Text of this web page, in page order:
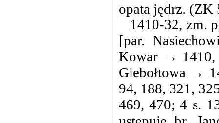
opata jędrz. (ZK
1410-32, zm.
[par.
Kowar → 1410,
Giebołtowa →
94, 188, 321,
469, 470; 4 s.